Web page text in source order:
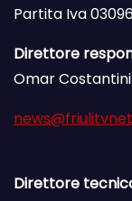
Partita Iva
Direttore
Omar Costantini
Direttore